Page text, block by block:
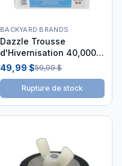
BACKYARD BRANDS
Dazzle Trousse
d'Hivernisation 40,000 L
DAZ06030
49,99 $59,99 $
Rupture de stock